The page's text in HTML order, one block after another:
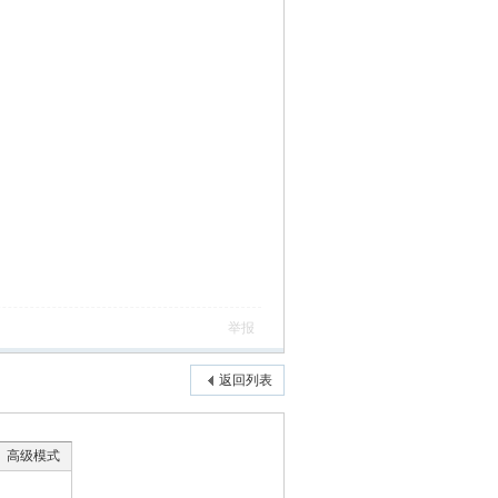
举报
返回列表
高级模式